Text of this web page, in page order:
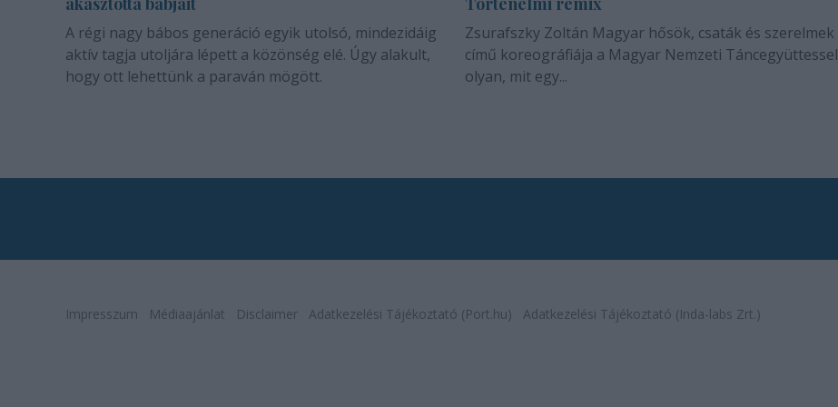
A régi nagy bábos generáció egyik utolsó, mindezidáig
aktív tagja utoljára lépett a közönség elé. Úgy alakult,
hogy ott lehettünk a paraván mögött.
Zsurafszky Zoltán Magyar hősök, csaták és szerelmek
című koreográfiája a Magyar Nemzeti Táncegyüttessel
olyan, mit egy...
Impresszum Médiaajánlat Disclaimer Adatkezelési Tájékoztató (Port.hu) Adatkezelési Tájékoztató (Inda-labs Zrt.)